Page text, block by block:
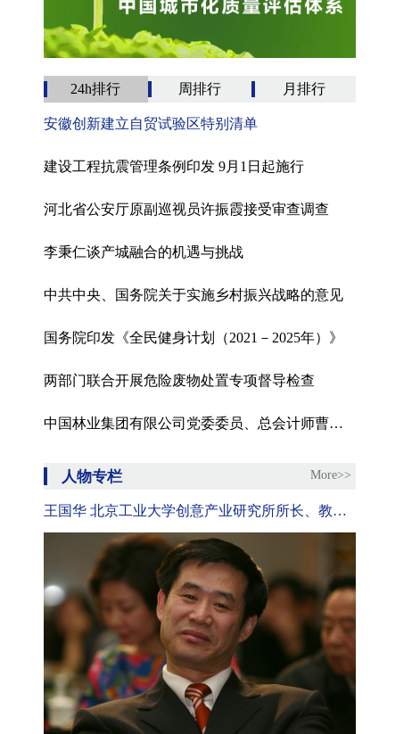
24h排行 周排行 月排行
安徽创新建立自贸试验区特别清单
建设工程抗震管理条例印发 9月1日起施行
河北省公安厅原副巡视员许振霞接受审查调查
李秉仁谈产城融合的机遇与挑战
中共中央、国务院关于实施乡村振兴战略的意见
国务院印发《全民健身计划（2021－2025年）》
两部门联合开展危险废物处置专项督导检查
中国林业集团有限公司党委委员、总会计师曹军接受纪律审查和监察调查
人物专栏 More>>
王国华 北京工业大学创意产业研究所所长、教授、博士